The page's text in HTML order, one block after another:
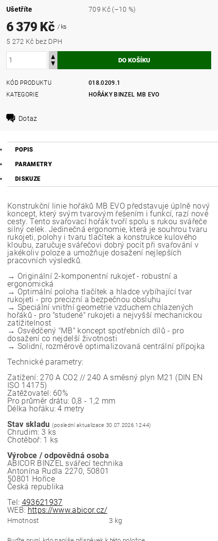
Ušetříte
709 Kč (–10 %)
6 379 Kč / ks
5 272 Kč bez DPH
KÓD PRODUKTU
018.0209.1
KATEGORIE
HOŘÁKY BINZEL MB EVO
Dotaz
POPIS
PARAMETRY
DISKUZE
Konstrukční linie hořáků MB EVO představuje úplně nový
koncept, který svým tvarovým řešením i funkcí, razí nové
cesty. Tento svařovací hořák tvoří spolu s rukou svářeče
silný celek. Jedinečná ergonomie, která je souhrou tvaru
rukojeti, polohy i tvaru tlačítek a konstrukce kulového
kloubu, zaručuje svářečovi dobrý pocit při svařování v
jakékoliv poloze a umožňuje dosažení nejlepších
pracovních výsledků.
→ Originální 2-komponentní rukojeť - robustní a
ergonomická
→ Optimální poloha tlačítek a hladce vybíhající tvar
rukojeti - pro precizní a bezpečnou obsluhu
→ Speciální vnitřní geometrie vzduchem chlazených
hořáků - pro "studené" rukojeti a nejvyšší mechanickou
zatížitelnost
→ Osvědčený "MB" koncept spotřebních dílů - pro
dosažení co nejdelší životnosti
→ Solidní, rozměrově optimalizovaná centrální přípojka
Technické parametry:
Zatížení: 270 A CO2 // 240 A směsný plyn M21 (DIN EN
ISO 14175)
Zatěžovatel: 60%
Pro průměr drátu: 0,8 - 1,2 mm
Délka hořáku: 4 metry
Stav skladu (poslední aktualizace 30.07.2026 12:44)
Chrudim: 3 ks
Chotěboř: 1 ks
Výrobce / odpovědná osoba
ABICOR BINZEL svářecí technika
Antonína Rudla 2270, 50801
50801 Hořice
Česká republika
Tel: 493621937
WEB: https://www.abicor.cz/
Hmotnost 3 kg